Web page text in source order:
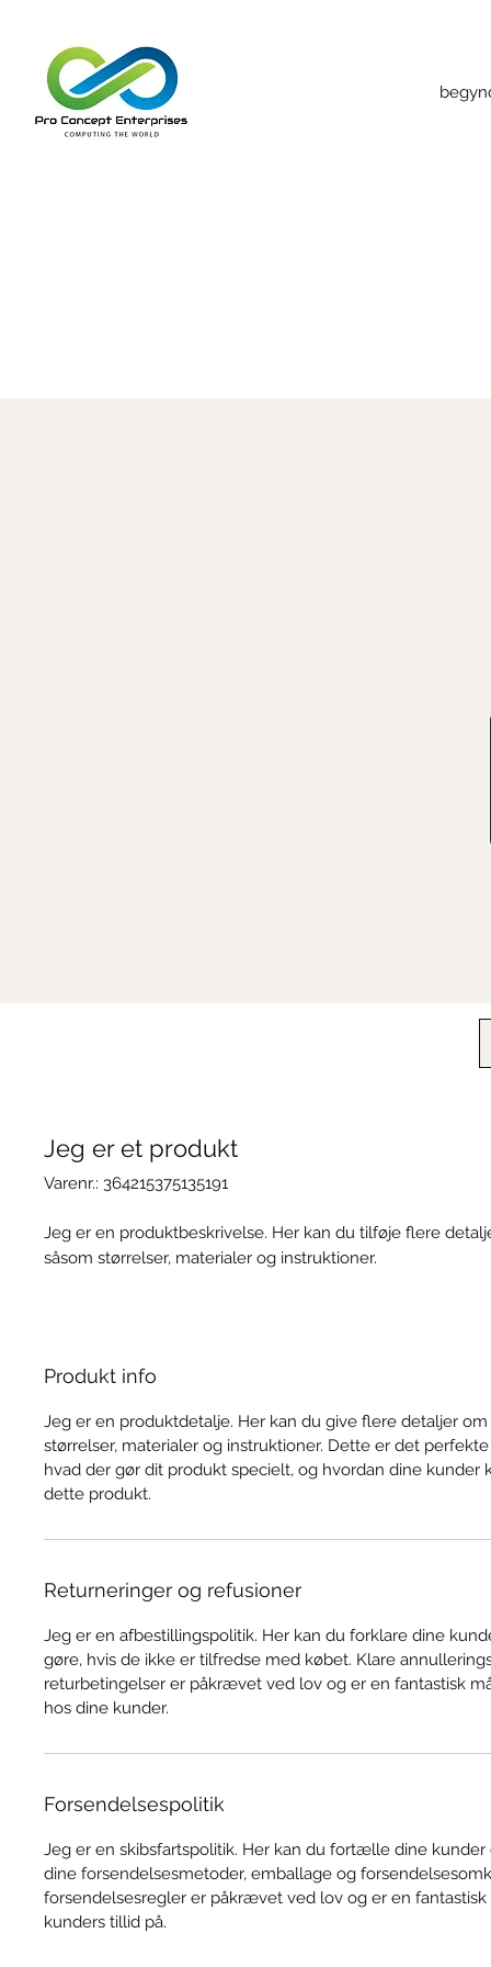
Jeg er et produkt
Varenr.: 364215375135191
Jeg er en produktbeskrivelse. Her kan du tilføje flere
såsom størrelser, materialer og instruktioner.
Produkt info
Jeg er en produktdetalje. Her kan du give flere detaljer
størrelser, materialer og instruktioner. Dette er det
hvad der gør dit produkt specielt, og hvordan dine kunder
dette produkt.
Returneringer og refusioner
Jeg er en afbestillingspolitik. Her kan du forklare dine
gøre, hvis de ikke er tilfredse med købet. Klare
returbetingelser er påkrævet ved lov og er en fantastisk
hos dine kunder.
Forsendelsespolitik
Jeg er en skibsfartspolitik. Her kan du fortælle dine
dine forsendelsesmetoder, emballage og
forsendelsesregler er påkrævet ved lov og er en
kunders tillid på.